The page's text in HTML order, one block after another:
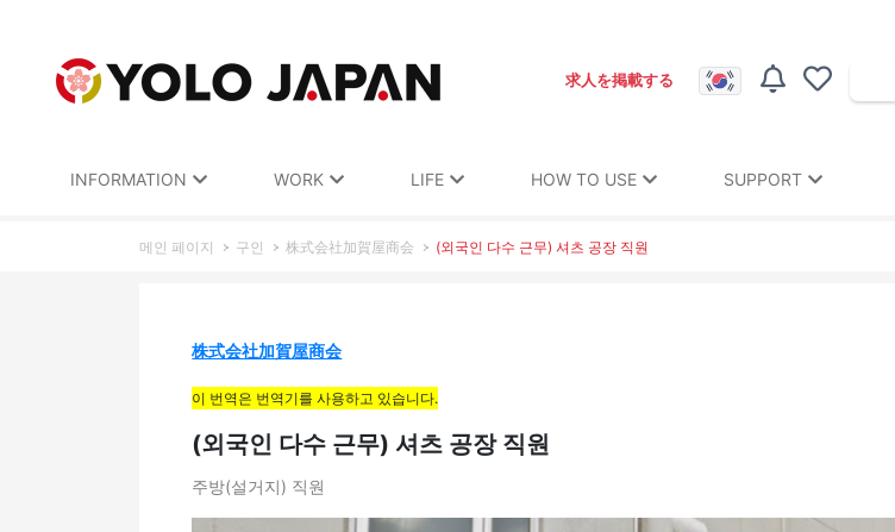
求人を掲載する
INFORMATION WORK LIFE HOW TO USE SUPPORT
메인 페이지 구인 株式会社加賀屋商会 (외국인 다수 근무) 셔츠 공장 직원
株式会社加賀屋商会
이 번역은 번역기를 사용하고 있습니다.
(외국인 다수 근무) 셔츠 공장 직원
주방(설거지) 직원